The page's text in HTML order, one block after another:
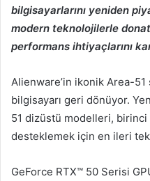
bilgisayarlarını yeniden
modern teknolojilerle
performans ihtiyaçlarını
Alienware’in ikonik Area-
bilgisayarı geri dönüyor.
51 dizüstü modelleri, birinci
desteklemek için en ileri
GeForce RTX™ 50 Serisi